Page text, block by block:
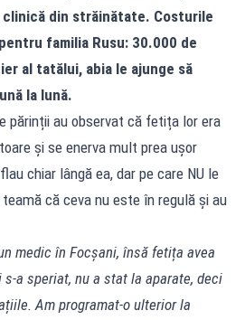
din străinătate. Costurile
pentru familia Rusu: 30.000 de
al tatălui, abia le ajunge să
la lună.
părinții au observat că fetița lor era
și se enerva mult prea ușor
chiar lângă ea, dar pe care NU le
că ceva nu este în regulă și au
medic în Focșani, însă fetița avea
a speriat, nu a stat la aparate, deci
Am programat-o ulterior la